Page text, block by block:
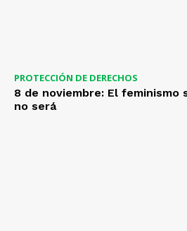
PROTECCIÓN DE DERECHOS
8 de noviembre: El feminismo
no será